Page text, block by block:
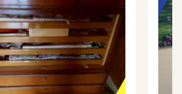
依頼者様に安心いただける原状回復を実現できた
ことを喜びとしております。今後もこの品質を維
持し、丁寧なサービス提供に努めます。